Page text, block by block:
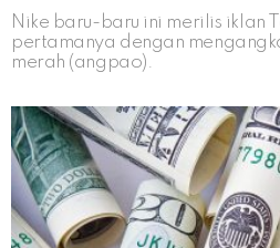
Nike baru-baru ini merilis iklan
pertamanya dengan
merah (angpao).